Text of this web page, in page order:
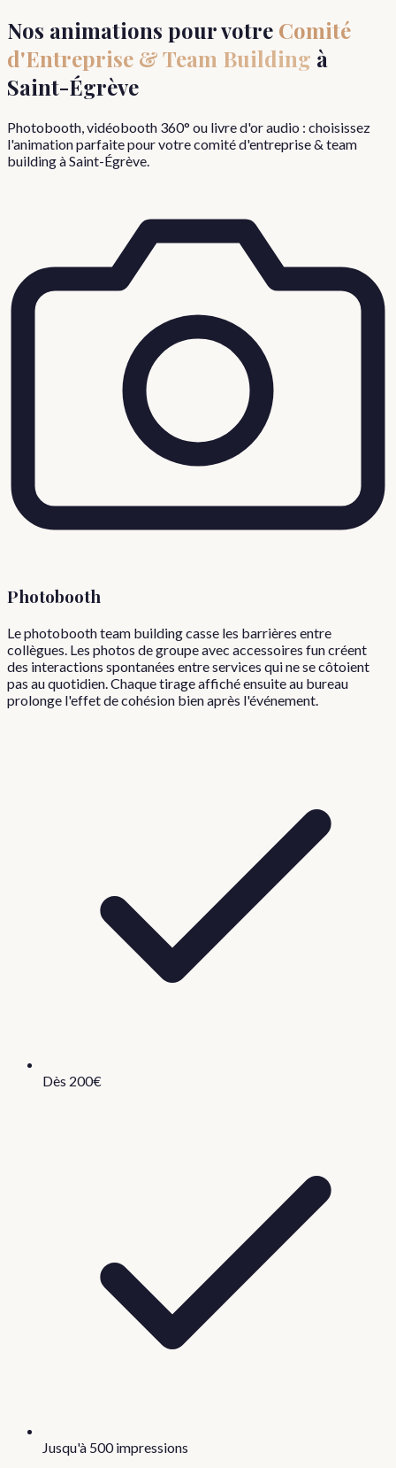
Nos animations pour votre Comité
d'Entreprise & Team Building à
Saint-Égrève
Photobooth, vidéobooth 360° ou livre d'or audio : choisissez
l'animation parfaite pour votrecomité d'entreprise & team
buildingàSaint-Égrève.
Photobooth
Le photobooth team building casse les barrières entre
collègues. Les photos de groupe avec accessoires fun créent
des interactions spontanées entre services qui ne se côtoient
pas au quotidien. Chaque tirage affiché ensuite au bureau
prolonge l'effet de cohésion bien après l'événement.
Dès 200€
Jusqu'à 500 impressions